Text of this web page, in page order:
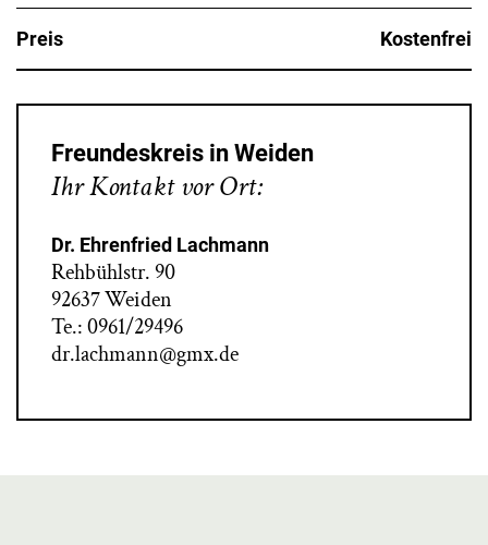
Preis Kostenfrei
Freundeskreis in Weiden
Ihr Kontakt vor Ort:
Dr. Ehrenfried Lachmann
Rehbühlstr. 90
92637 Weiden
Te.: 0961/29496
dr.lachmann@gmx.de